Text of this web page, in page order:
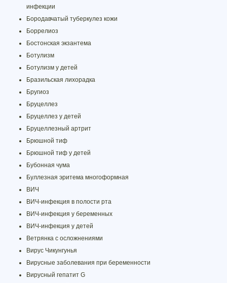
инфекции
Бородавчатый туберкулез кожи
Боррелиоз
Бостонская экзантема
Ботулизм
Ботулизм у детей
Бразильская лихорадка
Бругиоз
Бруцеллез
Бруцеллез у детей
Бруцеллезный артрит
Брюшной тиф
Брюшной тиф у детей
Бубонная чума
Буллезная эритема многоформная
ВИЧ
ВИЧ-инфекция в полости рта
ВИЧ-инфекция у беременных
ВИЧ-инфекция у детей
Ветрянка с осложнениями
Вирус Чикунгунья
Вирусные заболевания при беременности
Вирусный гепатит G